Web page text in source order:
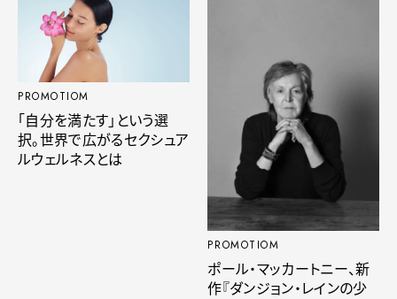
PROMOTIOM
「自分を満たす」という選
択。世界で広がるセクシュア
ルウェルネスとは
PROMOTIOM
ポール・マッカートニー、新
作『ダンジョン・レインの少